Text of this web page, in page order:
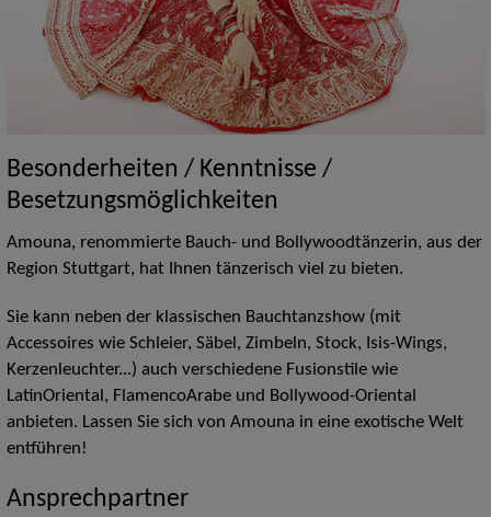
Besonderheiten / Kenntnisse /
Besetzungsmöglichkeiten
Amouna, renommierte Bauch- und Bollywoodtänzerin, aus der
Region Stuttgart, hat Ihnen tänzerisch viel zu bieten.
Sie kann neben der klassischen Bauchtanzshow (mit
Accessoires wie Schleier, Säbel, Zimbeln, Stock, Isis-Wings,
Kerzenleuchter...) auch verschiedene Fusionstile wie
LatinOriental, FlamencoArabe und Bollywood-Oriental
anbieten. Lassen Sie sich von Amouna in eine exotische Welt
entführen!
Ansprechpartner